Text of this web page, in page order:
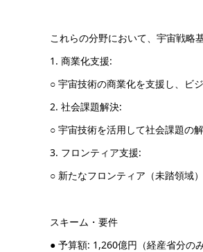
これらの分野において、宇宙戦略
1. 商業化支援:
○ 宇宙技術の商業化を支援し、ビ
2. 社会課題解決:
○ 宇宙技術を活用して社会課題の
3. フロンティア支援:
○ 新たなフロンティア（未踏領域
スキーム・要件
● 予算額: 1,260億円（経産省分のみ